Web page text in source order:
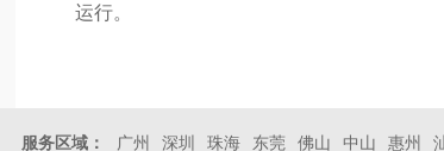
运行。
服务区域： 广州 深圳 珠海 东莞 佛山 中山 惠州